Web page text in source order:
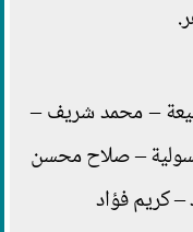
– محمد شريف –
– صلاح محسن
كريم فؤاد